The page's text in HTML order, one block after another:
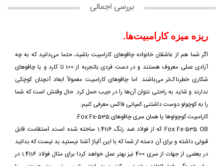
بررسی اجمالی
ریزه میزه کارامبیت‌ها.
اگر شما هم از عاشقان خانواده چاقوهای کارامبیت باشید، حتما می‌دانید که به چه
آزادی عملی معروف هستند و در دست فردی باتجربه از 100 تا کارد و یا چاقوهای
شکاری خطرناک‌تر می‌باشند. اما چاقوهای کارامبیت معمولاً ابعاد آنچنان کوچکی
ندارند و شاید به راحتی نتوان آن‌ها را در جیب حمل کرد. حال وقتش است که شما
را به کوچولو دوست داشتنی کمپانی فاکس معرفی کنیم:
کارامبیت کوچولوها یا همان سری چاقوهای Fox Fx-535.
Fox Fx-535 OB که از فولاد ضد زنگ 1.4116 ساخته شده است، استقامت قابل
قبولی داشته و برای آن دسته از شما که با این آلیاژ آشنا نیستید بد نیست که بدانید
در بعضی از جهات از سری 400 نیز بهتر عمل خواهد کرد! برای مثال فولاد 1.4116 در